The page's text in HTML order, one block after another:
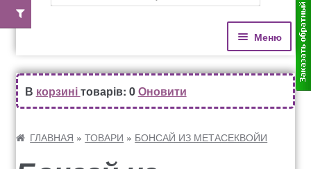
r
u
c
s
е
р
е
й
и
е
р
е
й
и
Меню
В корзинітоварів: 0Оновити
ГЛАВНАЯ »ТОВАРИ » БОНСАЙ ИЗ МЕТАСЕКВОЙИ